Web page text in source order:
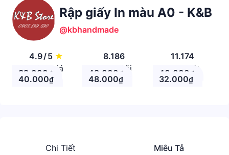
Rập giấy In màu A0 - K&B
@kbhandmade
4.9/5 ★
Đánh giá
8.186
Theo Dõi
11.174
Nhận xét
32.000 ₫ 48.000 ₫ 40.000 ₫
40.000₫ 48.000₫ 32.000₫
Chi Tiết Miêu Tả